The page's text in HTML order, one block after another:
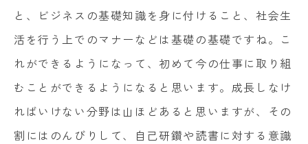
と、ビジネスの基礎知識を身に付けること、社会生
活を行う上でのマナーなどは基礎の基礎ですね。こ
れができるようになって、初めて今の仕事に取り組
むことができるようになると思います。成長しなけ
ればいけない分野は山ほどあると思いますが、その
割にはのんびりして、自己研鑽や読書に対する意識